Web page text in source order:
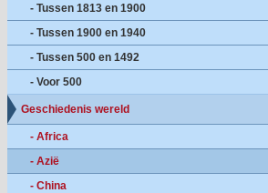
- Tussen 1813 en 1900
- Tussen 1900 en 1940
- Tussen 500 en 1492
- Voor 500
Geschiedenis wereld
- Africa
- Azië
- China